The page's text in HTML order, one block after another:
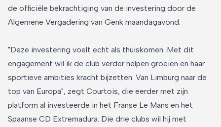
de officiële bekrachtiging van de investering door de
Algemene Vergadering van Genk maandagavond.
"Deze investering voelt echt als thuiskomen. Met dit
engagement wil ik de club verder helpen groeien en haar
sportieve ambities kracht bijzetten. Van Limburg naar de
top van Europa", zegt Courtois, die eerder met zijn
platform al investeerde in het Franse Le Mans en het
Spaanse CD Extremadura. Die drie clubs wil hij met